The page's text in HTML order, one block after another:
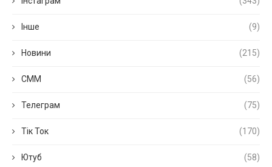
Інше (9)
Новини (215)
СММ (56)
Телеграм (75)
Тік Ток (170)
Ютуб (58)